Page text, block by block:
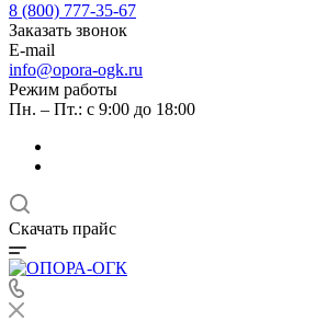
8 (800) 777-35-67
Заказать звонок
E-mail
info@opora-ogk.ru
Режим работы
Пн. – Пт.: с 9:00 до 18:00
Скачать прайс